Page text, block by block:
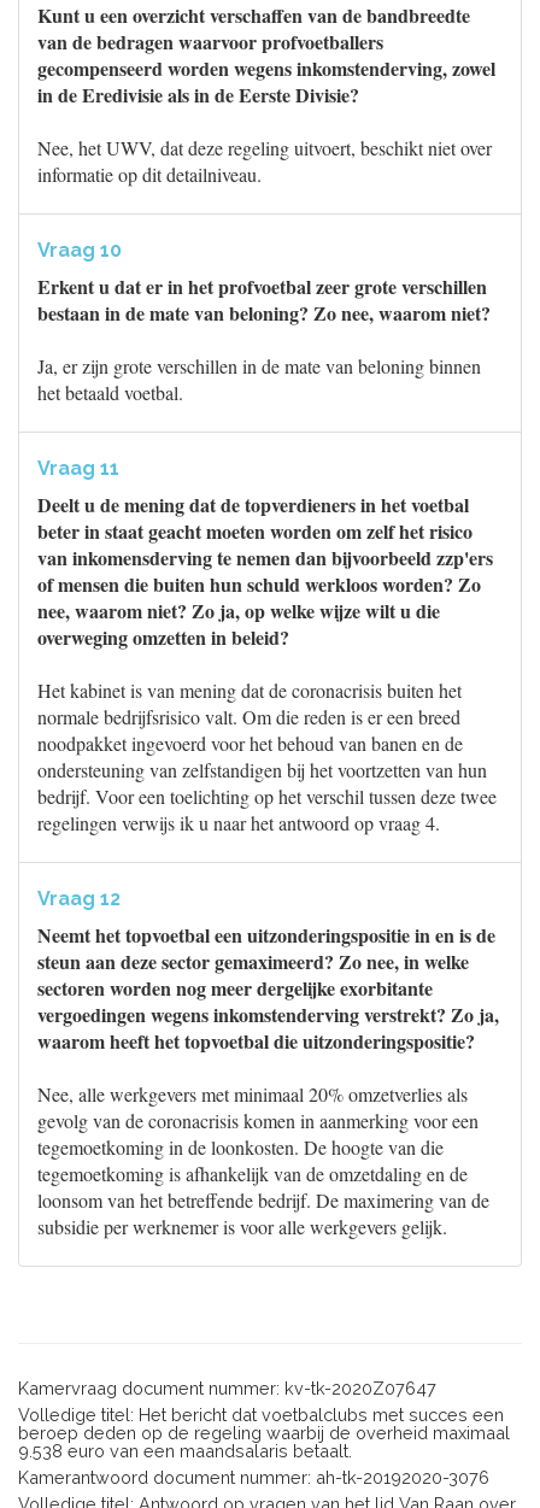
Kunt u een overzicht verschaffen van de bandbreedte
van de bedragen waarvoor profvoetballers
gecompenseerd worden wegens inkomstenderving, zowel
in de Eredivisie als in de Eerste Divisie?
Nee, het UWV, dat deze regeling uitvoert, beschikt niet over
informatie op dit detailniveau.
Vraag 10
Erkent u dat er in het profvoetbal zeer grote verschillen
bestaan in de mate van beloning? Zo nee, waarom niet?
Ja, er zijn grote verschillen in de mate van beloning binnen
het betaald voetbal.
Vraag 11
Deelt u de mening dat de topverdieners in het voetbal
beter in staat geacht moeten worden om zelf het risico
van inkomensderving te nemen dan bijvoorbeeld zzp'ers
of mensen die buiten hun schuld werkloos worden? Zo
nee, waarom niet? Zo ja, op welke wijze wilt u die
overweging omzetten in beleid?
Het kabinet is van mening dat de coronacrisis buiten het
normale bedrijfsrisico valt. Om die reden is er een breed
noodpakket ingevoerd voor het behoud van banen en de
ondersteuning van zelfstandigen bij het voortzetten van hun
bedrijf. Voor een toelichting op het verschil tussen deze twee
regelingen verwijs ik u naar het antwoord op vraag 4.
Vraag 12
Neemt het topvoetbal een uitzonderingspositie in en is de
steun aan deze sector gemaximeerd? Zo nee, in welke
sectoren worden nog meer dergelijke exorbitante
vergoedingen wegens inkomstenderving verstrekt? Zo ja,
waarom heeft het topvoetbal die uitzonderingspositie?
Nee, alle werkgevers met minimaal 20% omzetverlies als
gevolg van de coronacrisis komen in aanmerking voor een
tegemoetkoming in de loonkosten. De hoogte van die
tegemoetkoming is afhankelijk van de omzetdaling en de
loonsom van het betreffende bedrijf. De maximering van de
subsidie per werknemer is voor alle werkgevers gelijk.
Kamervraag document nummer: kv-tk-2020Z07647
Volledige titel: Het bericht dat voetbalclubs met succes een
beroep deden op de regeling waarbij de overheid maximaal
9.538 euro van een maandsalaris betaalt.
Kamerantwoord document nummer: ah-tk-20192020-3076
Volledige titel: Antwoord op vragen van het lid Van Raan over